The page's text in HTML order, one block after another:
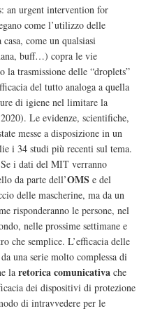
an urgent intervention for
come l’utilizzo delle
come un qualsiasi
buff…) copra le vie
trasmissione delle “droplets”
del tutto analoga a quella
di igiene nel limitare la
Le evidenze, scientifiche,
messe a disposizione in un
i 34 studi più recenti sul tema.
Se i dati del MIT verranno
da parte dell’OMS e del
delle mascherine, ma da un
risponderanno le persone, nel
nelle prossime settimane e
che semplice. L’efficacia delle
una serie molto complessa di
la retorica comunicativa che
dei dispositivi di protezione
di intravvedere per le